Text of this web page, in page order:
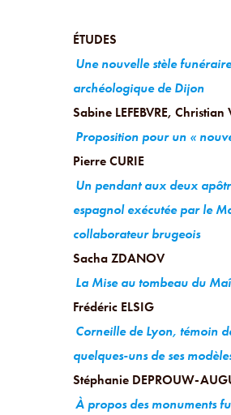
ÉTUDES
Une nouvelle stèle
archéologique de Dijon
Sabine LEFEBVRE, Christian
Proposition pour un «
Pierre CURIE
Un pendant aux deux
espagnol exécutée par le
collaborateur brugeois
Sacha ZDANOV
La Mise au tombeau du
Frédéric ELSIG
Corneille de Lyon, témoin
quelques-uns de ses
Stéphanie DEPROUW-
À propos des monuments